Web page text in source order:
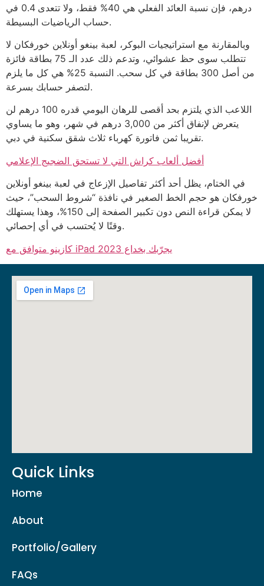
درهم، فإن نسبة العائد الفعلي هي 40% فقط، ولا تتعدى 0.4 في
حساب الرياضيات البسيطة.
وبالمقارنة مع استراتيجيات البوكر، لعبة بينغو أونلاين خورفكان لا
تتطلب سوى حظ عشوائي، وتدعم ذلك عدد الـ 75 بطاقة فائزة
من أصل 300 بطاقة في كل سحب. النسبة 25% هي كل ما يلزم
لتصفر حسابك بسرعة.
اللاعب الذي يلتزم بحد أقصى للرهان اليومي قدره 100 درهم لن
يتعرض لإنفاق أكثر من 3,000 درهم في شهر، وهو ما يساوي
تقريبا ثمن فاتورة كهرباء ثلاث شقق سكنية في دبي.
أفضل ألعاب كراش التي لا تستحق الضجيج الإعلامي
في الختام، يظل أحد أكثر تفاصيل الإزعاج في لعبة بينغو أونلاين
خورفكان هو حجم الخط الصغير في نافذة “شروط السحب”، حيث
لا يمكن قراءة النص دون تكبير الصفحة إلى 150%، وهذا يستهلك
وقتًا لا يُحتسب في أي إحصائي.
كازينو متوافق مع iPad يجرّبك بخداع 2023
Quick Links
Home
About
Portfolio/Gallery
FAQs